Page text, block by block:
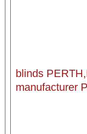
blinds
manufacturer